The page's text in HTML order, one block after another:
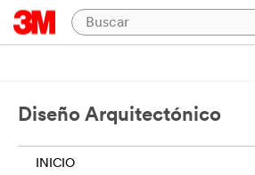
Diseño Arquitectónico
INICIO